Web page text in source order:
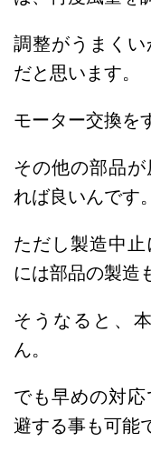
調整がうまく
だと思います。
モーター交換を
その他の部品
れば良いんです。
ただし製造中
には部品の製造
そうなると、
ん。
でも早めの対
避する事も可能